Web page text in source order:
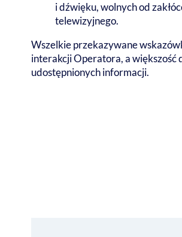
i dźwięku, wolnych od
telewizyjnego.
Wszelkie przekazywane
interakcji Operatora, a większość
udostępnionych informacji.